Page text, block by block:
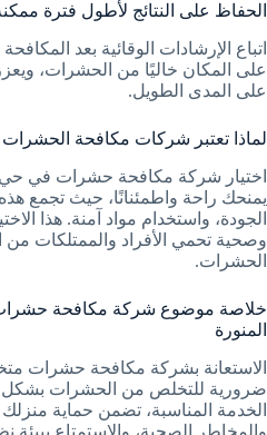
الحفاظ على النتائج لأطول فترة
اتباع الإرشادات الوقائية بعد
على المكان خاليًا من الحشرات،
على المدى الطويل.
لماذا تعتبر شركات مكافحة الحشرات
اختيار شركة مكافحة حشرات في حي
يمنحك راحة واطمئنانًا، حيث تجمع
الجودة، واستخدام مواد آمنة. هذا
وصحية تحمي الأفراد والممتلكات من
الحشرات.
خلاصة موضوع شركة مكافحة حشرات
المنورة
الاستعانة بشركة مكافحة حشرات
ضرورية للتخلص من الحشرات بشكل
الخدمة المناسبة، تضمن حماية
والمخاطر الصحية، والاستمتاع ببيئة